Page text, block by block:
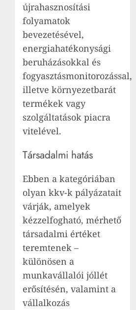
újrahasznosítási
folyamatok
bevezetésével,
energiahatékonysági
beruházásokkal és
fogyasztásmonitorozással,
illetve környezetbarát
termékek vagy
szolgáltatások piacra
vitelével.
Társadalmi hatás
Ebben a kategóriában
olyan kkv-k pályázatait
várják, amelyek
kézzelfogható, mérhető
társadalmi értéket
teremtenek –
különösen a
munkavállalói jóllét
erősítésén, valamint a
vállalkozás